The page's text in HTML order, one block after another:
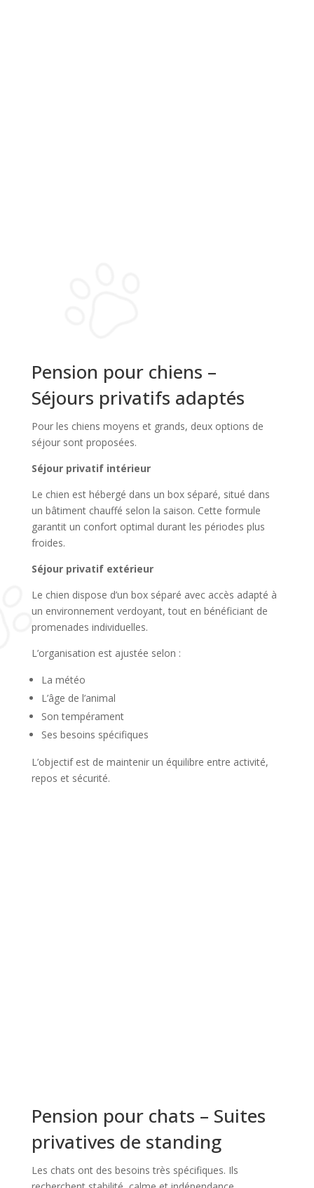
Pension pour chiens –
Séjours privatifs adaptés
Pour les chiens moyens et grands, deux options de
séjour sont proposées.
Séjour privatif intérieur
Le chien est hébergé dans un box séparé, situé dans
un bâtiment chauffé selon la saison. Cette formule
garantit un confort optimal durant les périodes plus
froides.
Séjour privatif extérieur
Le chien dispose d’un box séparé avec accès adapté à
un environnement verdoyant, tout en bénéficiant de
promenades individuelles.
L’organisation est ajustée selon :
La météo
L’âge de l’animal
Son tempérament
Ses besoins spécifiques
L’objectif est de maintenir un équilibre entre activité,
repos et sécurité.
Pension pour chats – Suites
privatives de standing
Les chats ont des besoins très spécifiques. Ils